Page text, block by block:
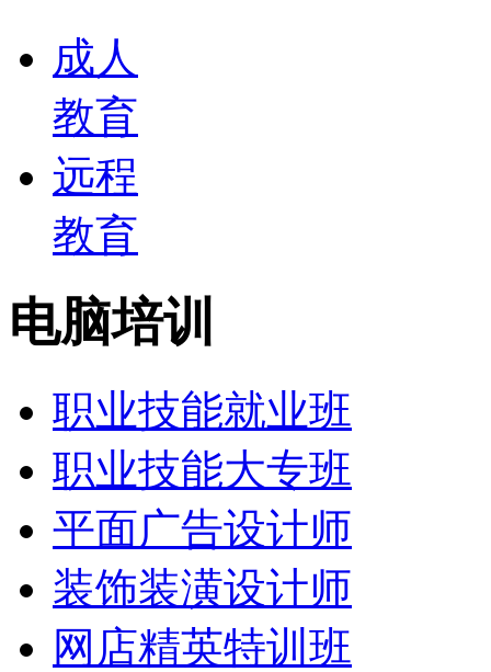
成人
教育
远程
教育
电脑培训
职业技能就业班
职业技能大专班
平面广告设计师
装饰装潢设计师
网店精英特训班